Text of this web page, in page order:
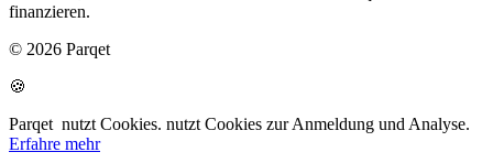
finanzieren.
© 2026 Parqet
🍪
Parqet nutzt Cookies. nutzt Cookies zur Anmeldung und Analyse.
Erfahre mehr